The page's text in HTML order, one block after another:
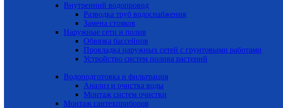
Внутренний водопровод
Разводка труб водоснабжения
Замена стояков
Наружные сети и полив
Обвязка бассейнов
Прокладка наружных сетей с грунтовыми работами
Устройство систем полива растений
Водоподготовка и фильтрация
Анализ и очистка воды
Монтаж систем очистки
Монтаж сантехприборов